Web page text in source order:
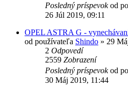
Posledný príspevokod
26 Júl 2019, 09:11
OPEL ASTRA G -
od používateľa Shindo » 29
2 Odpovedí
2559 Zobrazení
Posledný príspevokod
30 Máj 2019, 11:44